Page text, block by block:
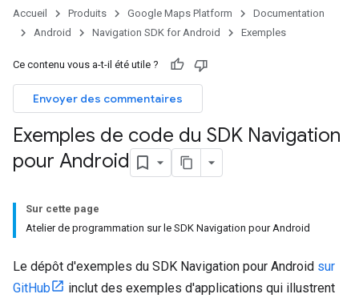
Accueil Produits Google Maps Platform
Documentation
Android
Navigation SDK for Android Exemples
Ce contenu vous a-t-il été utile ?
Envoyer des commentaires
Exemples de code du SDK Navigation
pour Android
Sur cette page
Atelier de programmation sur le SDK Navigation pour Android
Le dépôt d'exemples du SDK Navigation pour Android sur
GitHub
inclut des exemples d'applications qui illustrent